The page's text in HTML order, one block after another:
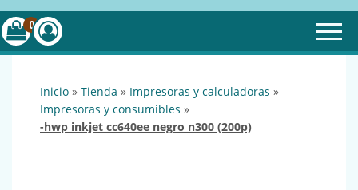
encontrar todo lo necesario
0
inicio » tienda » impresoras y calculadoras »
impresoras y consumibles »
-hwp inkjet cc640ee negro n300 (200p)